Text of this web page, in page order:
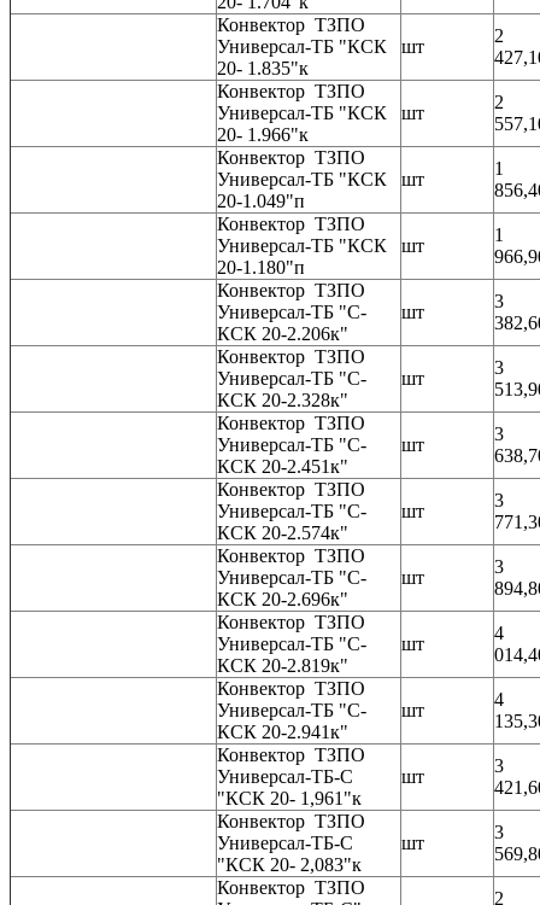
Конвектор ТЗПО
Универсал-ТБ "КСК
20- 1.835"к
шт
2
Конвектор ТЗПО
Универсал-ТБ "КСК
20- 1.966"к
шт
2
Конвектор ТЗПО
Универсал-ТБ "КСК
20-1.049"п
шт
1
Конвектор ТЗПО
Универсал-ТБ "КСК
20-1.180"п
шт
1
Конвектор ТЗПО
Универсал-ТБ "С-
КСК 20-2.206к"
шт
3
Конвектор ТЗПО
Универсал-ТБ "С-
КСК 20-2.328к"
шт
3
Конвектор ТЗПО
Универсал-ТБ "С-
КСК 20-2.451к"
шт
3
Конвектор ТЗПО
Универсал-ТБ "С-
КСК 20-2.574к"
шт
3
Конвектор ТЗПО
Универсал-ТБ "С-
КСК 20-2.696к"
шт
3
Конвектор ТЗПО
Универсал-ТБ "С-
КСК 20-2.819к"
шт
4
Конвектор ТЗПО
Универсал-ТБ "С-
КСК 20-2.941к"
шт
4
Конвектор ТЗПО
Универсал-ТБ-С
"КСК 20- 1,961"к
шт
3
Конвектор ТЗПО
Универсал-ТБ-С
"КСК 20- 2,083"к
шт
3
Конвектор ТЗПО
2